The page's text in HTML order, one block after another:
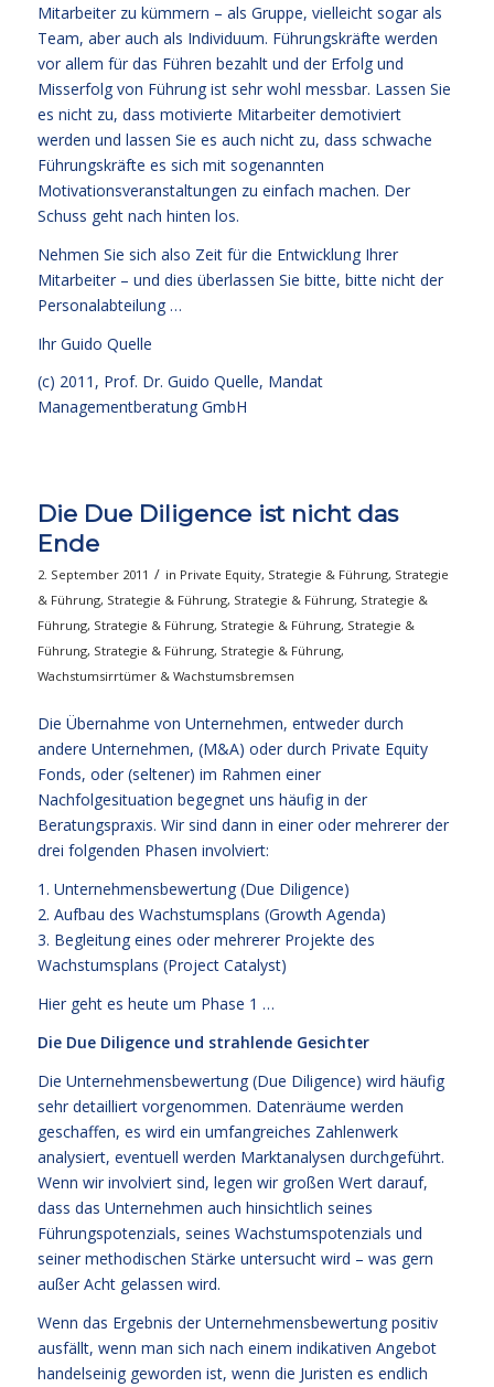
Mitarbeiter zu kümmern – als Gruppe, vielleicht sogar als
Team, aber auch als Individuum. Führungskräfte werden
vor allem für das Führen bezahlt und der Erfolg und
Misserfolg von Führung ist sehr wohl messbar. Lassen Sie
es nicht zu, dass motivierte Mitarbeiter demotiviert
werden und lassen Sie es auch nicht zu, dass schwache
Führungskräfte es sich mit sogenannten
Motivationsveranstaltungen zu einfach machen. Der
Schuss geht nach hinten los.
Nehmen Sie sich also Zeit für die Entwicklung Ihrer
Mitarbeiter – und dies überlassen Sie bitte, bitte nicht der
Personalabteilung …
Ihr Guido Quelle
(c) 2011, Prof. Dr. Guido Quelle, Mandat
Managementberatung GmbH
Die Due Diligence ist nicht das
Ende
2. September 2011 / in Private Equity, Strategie & Führung, Strategie
& Führung, Strategie & Führung, Strategie & Führung, Strategie &
Führung, Strategie & Führung, Strategie & Führung, Strategie &
Führung, Strategie & Führung, Strategie & Führung,
Wachstumsirrtümer & Wachstumsbremsen
Die Übernahme von Unternehmen, entweder durch
andere Unternehmen, (M&A) oder durch Private Equity
Fonds, oder (seltener) im Rahmen einer
Nachfolgesituation begegnet uns häufig in der
Beratungspraxis. Wir sind dann in einer oder mehrerer der
drei folgenden Phasen involviert:
1. Unternehmensbewertung (Due Diligence)
2. Aufbau des Wachstumsplans (Growth Agenda)
3. Begleitung eines oder mehrerer Projekte des
Wachstumsplans (Project Catalyst)
Hier geht es heute um Phase 1 …
Die Due Diligence und strahlende Gesichter
Die Unternehmensbewertung (Due Diligence) wird häufig
sehr detailliert vorgenommen. Datenräume werden
geschaffen, es wird ein umfangreiches Zahlenwerk
analysiert, eventuell werden Marktanalysen durchgeführt.
Wenn wir involviert sind, legen wir großen Wert darauf,
dass das Unternehmen auch hinsichtlich seines
Führungspotenzials, seines Wachstumspotenzials und
seiner methodischen Stärke untersucht wird – was gern
außer Acht gelassen wird.
Wenn das Ergebnis der Unternehmensbewertung positiv
ausfällt, wenn man sich nach einem indikativen Angebot
handelseinig geworden ist, wenn die Juristen es endlich